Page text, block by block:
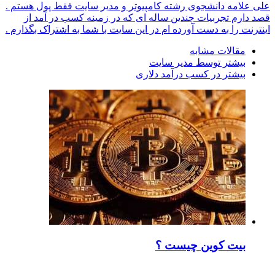
علی علامه دانشجوی رشته کامپیوتر و مدیر سایت فقط پول هستم .
قصد دارم تجربیات چندین ساله ای که در زمینه کسب در آمد از
اینترنت را به دست آورده ام در این سایت با شما به اشتراک بگذارم .
مقالات مشابه
بیشتر توسط مدیر سایت
بیشتر در کسب درآمد دلاری
بیت کوین چیست ؟